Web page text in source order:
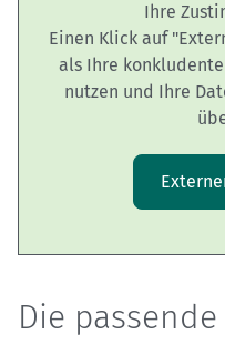
Ihre
Einen Klick auf
als Ihre
nutzen und Ihre
Die